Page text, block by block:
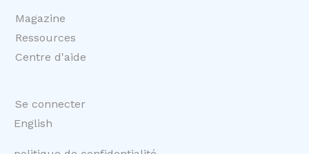
Magazine
Ressources
Centre d'aide
Se connecter
English